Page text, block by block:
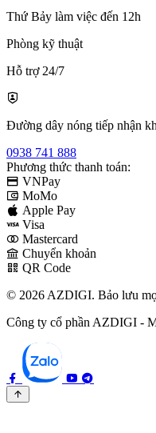
Thứ Bảy làm việc đến 12h
Phòng kỹ thuật
Hỗ trợ 24/7
Đường dây nóng tiếp nhận
0938 741 888
Phương thức thanh toán:
VNPay
MoMo
Apple Pay
Visa
Mastercard
Chuyển khoản
QR Code
© 2026 AZDIGI. Bảo lưu
Công ty cổ phần AZDIGI -